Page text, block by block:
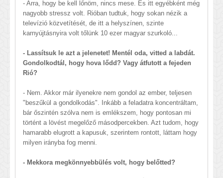
- Arra, hogy be kell lőnöm, nincs mese. És itt egyébként még
nagyobb stressz volt. Rióban tudtuk, hogy sokan nézik a
televízió közvetítését, de itt a helyszínen, szinte
karnyújtásnyira volt tőlünk 10 ezer magyar szurkoló...
- Lassítsuk le azt a jelenetet! Mentél oda, vitted a labdát.
Gondolkodtál, hogy hova lődd? Vagy átfutott a fejeden
Rió?
- Nem. Akkor már ilyenekre nem gondol az ember, teljesen
"beszűkül a gondolkodás". Inkább a feladatra koncentráltam,
bár őszintén szólva nem is emlékszem, hogy pontosan mi
történt a lövést megelőző másodpercekben. Azt tudom, hogy
hamarabb elugrott a kapusuk, szerintem rontott, láttam hogy
milyen irányba fog menni.
- Mekkora megkönnyebbülés volt, hogy belőtted?